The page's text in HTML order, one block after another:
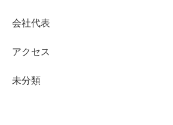
会社代表
アクセス
未分類